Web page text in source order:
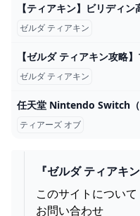
ゼルダ ティアキン
ゼルダ ティアキン
ティアーズ オブ
『ゼルダ ティアキ
直な感想…│SWITCH
このサイトについて
お問い合わせ